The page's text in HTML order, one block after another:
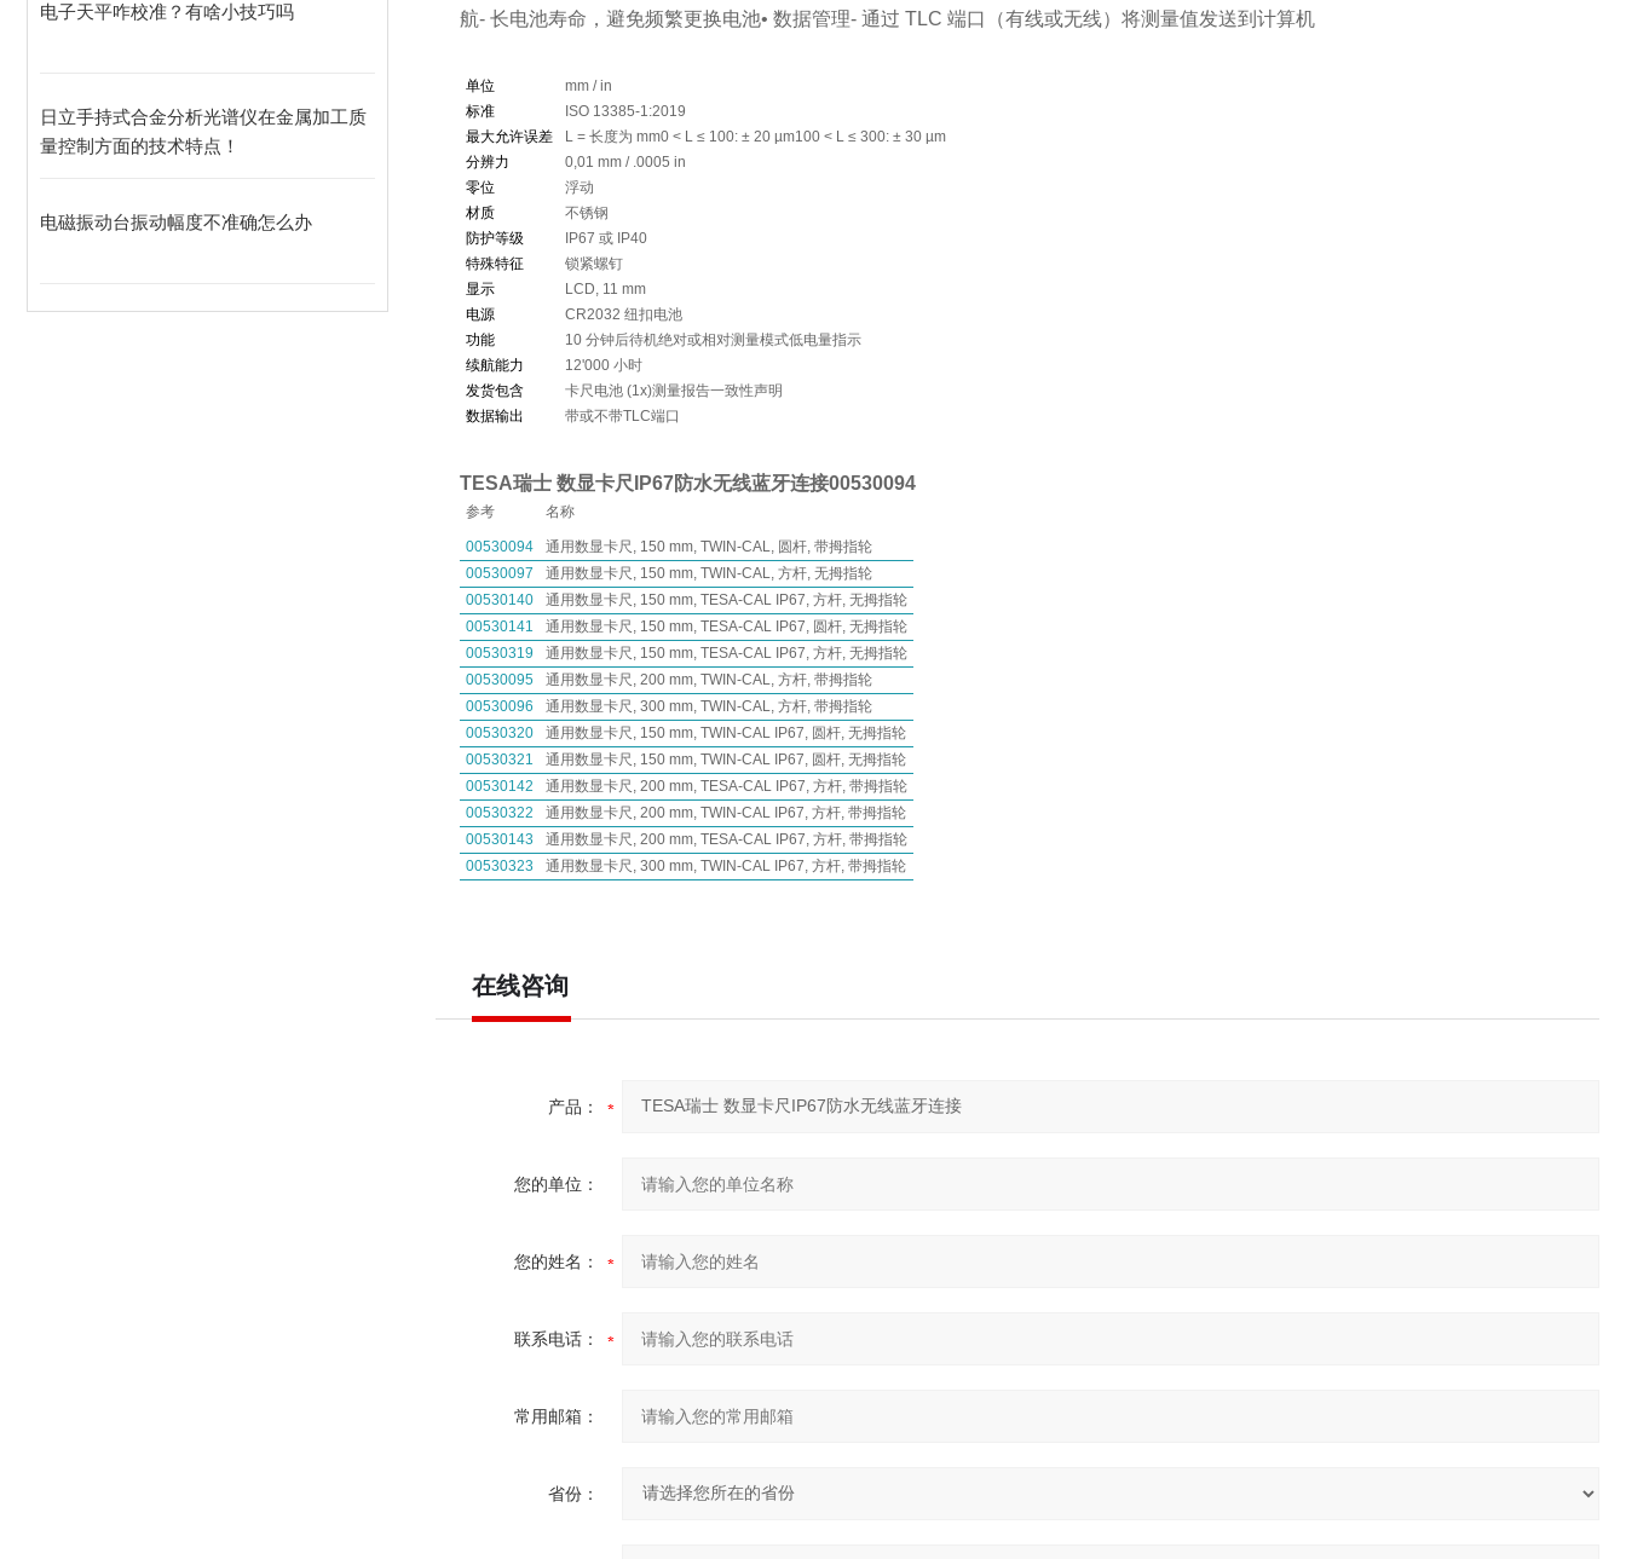
电子天平咋校准？有啥小技巧吗
日立手持式合金分析光谱仪在金属加工质
量控制方面的技术特点！
电磁振动台振动幅度不准确怎么办
航- 长电池寿命，避免频繁更换电池• 数据管理- 通过 TLC 端口（有线或无线）将测量值发送到计算机
单位
mm / in
标准
ISO 13385-1:2019
最大允许误差
L = 长度为 mm0 < L ≤ 100: ± 20 µm100 < L ≤ 300: ± 30 µm
分辨力
0,01 mm / .0005 in
零位
浮动
材质
不锈钢
防护等级
IP67 或 IP40
特殊特征
锁紧螺钉
显示
LCD, 11 mm
电源
CR2032 纽扣电池
功能
10 分钟后待机绝对或相对测量模式低电量指示
续航能力
12'000 小时
发货包含
卡尺电池 (1x)测量报告一致性声明
数据输出
带或不带TLC端口
TESA瑞士 数显卡尺IP67防水无线蓝牙连接00530094
参考 名称
00530094
通用数显卡尺, 150 mm, TWIN-CAL, 圆杆, 带拇指轮
00530097
通用数显卡尺, 150 mm, TWIN-CAL, 方杆, 无拇指轮
00530140
通用数显卡尺, 150 mm, TESA-CAL IP67, 方杆, 无拇指轮
00530141
通用数显卡尺, 150 mm, TESA-CAL IP67, 圆杆, 无拇指轮
00530319
通用数显卡尺, 150 mm, TESA-CAL IP67, 方杆, 无拇指轮
00530095
通用数显卡尺, 200 mm, TWIN-CAL, 方杆, 带拇指轮
00530096
通用数显卡尺, 300 mm, TWIN-CAL, 方杆, 带拇指轮
00530320
通用数显卡尺, 150 mm, TWIN-CAL IP67, 圆杆, 无拇指轮
00530321
通用数显卡尺, 150 mm, TWIN-CAL IP67, 圆杆, 无拇指轮
00530142
通用数显卡尺, 200 mm, TESA-CAL IP67, 方杆, 带拇指轮
00530322
通用数显卡尺, 200 mm, TWIN-CAL IP67, 方杆, 带拇指轮
00530143
通用数显卡尺, 200 mm, TESA-CAL IP67, 方杆, 带拇指轮
00530323
通用数显卡尺, 300 mm, TWIN-CAL IP67, 方杆, 带拇指轮
在线咨询
产品：
您的单位：
您的姓名：
联系电话：
常用邮箱：
省份：